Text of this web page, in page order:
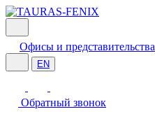
Офисы и представительства
EN
Обратный звонок